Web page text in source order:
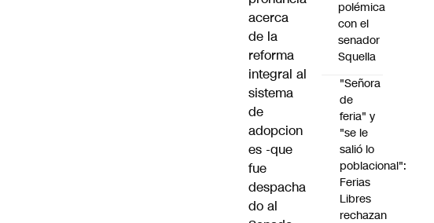
acerca
de la
reforma
integral al
sistema
de
adopcion
es -que
fue
despacha
do al
polémica
con el
senador
Squella
"Señora
de
feria" y
"se le
salió lo
poblacional":
Ferias
Libres
rechazan